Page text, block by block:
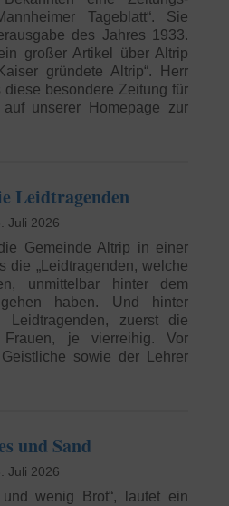
Tageblatt“. Sie
des Jahres 1933.
großer Artikel über Altrip
gründete Altrip“. Herr
besondere Zeitung für
unserer Homepage zur
Leidtragenden
Juli 2026
Gemeinde Altrip in einer
die „Leidtragenden, welche
unmittelbar hinter dem
gehen haben. Und hinter
zuerst die
je vierreihig. Vor
sowie der Lehrer
und Sand
Juli 2026
und wenig Brot“, lautet ein